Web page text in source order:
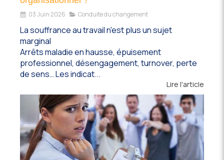
03 Juin 2026 Conduite du changement
La souffrance au travail n'est plus un sujet
marginal
Arrêts maladie en hausse, épuisement
professionnel, désengagement, turnover, perte
de sens… Les indicat...
Lire l'article